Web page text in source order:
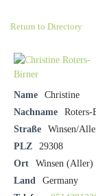
Return to Directory
Name
Christine
Nachname
Roters-
Straße
Winsen/
PLZ
29308
Ort
Winsen (Aller)
Land
Germany